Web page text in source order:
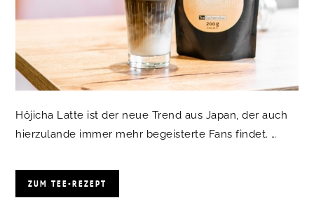
Hôjicha Latte ist der neue Trend aus Japan, der auch
hierzulande immer mehr begeisterte Fans findet. …
ZUM TEE-REZEPT